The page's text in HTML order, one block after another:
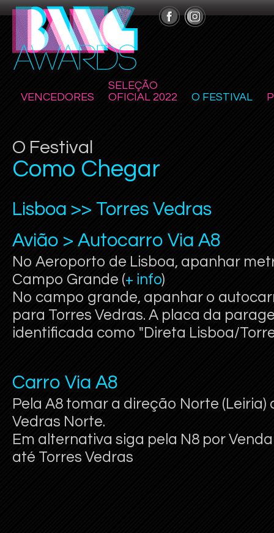
VENCEDORES
SELEÇÃO
OFICIAL 2022
O FESTIVAL
O Festival
Como Chegar
Lisboa >> Torres Vedras
Avião > Autocarro Via A8
No Aeroporto de Lisboa, apanhar
Campo Grande (+ info)
No campo grande, apanhar o
para Torres Vedras. A placa da
identificada como "Direta Lisboa/
Carro Via A8
Pela A8 tomar a direção Norte (Leiria)
Vedras Norte.
Em alternativa siga pela N8 por
até Torres Vedras